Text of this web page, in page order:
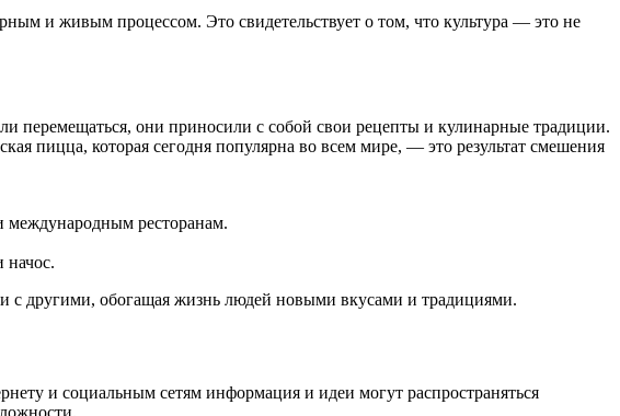
и живым процессом. Это свидетельствует о том, что культура — это не
перемещаться, они приносили с собой свои рецепты и кулинарные традиции.
пицца, которая сегодня популярна во всем мире, — это результат смешения
международным ресторанам.
начос.
с другими, обогащая жизнь людей новыми вкусами и традициями.
и социальным сетям информация и идеи могут распространяться